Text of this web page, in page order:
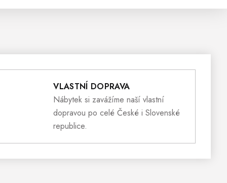
VLASTNÍ DOPRAVA
Nábytek si zavážíme naší vlastní
dopravou po celé České i Slovenské
republice.